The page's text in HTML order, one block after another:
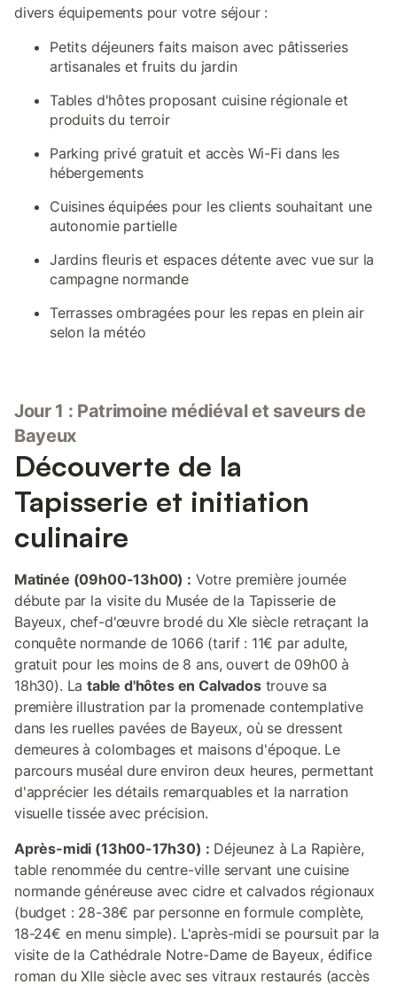
divers équipements pour votre séjour :
Petits déjeuners faits maison avec pâtisseries
artisanales et fruits du jardin
Tables d'hôtes proposant cuisine régionale et
produits du terroir
Parking privé gratuit et accès Wi-Fi dans les
hébergements
Cuisines équipées pour les clients souhaitant une
autonomie partielle
Jardins fleuris et espaces détente avec vue sur la
campagne normande
Terrasses ombragées pour les repas en plein air
selon la météo
Jour 1 : Patrimoine médiéval et saveurs de
Bayeux
Découverte de la
Tapisserie et initiation
culinaire
Matinée (09h00-13h00) : Votre première journée
débute par la visite du Musée de la Tapisserie de
Bayeux, chef-d'œuvre brodé du XIe siècle retraçant la
conquête normande de 1066 (tarif : 11€ par adulte,
gratuit pour les moins de 8 ans, ouvert de 09h00 à
18h30). Latable d'hôtes en Calvadostrouve sa
première illustration par la promenade contemplative
dans les ruelles pavées de Bayeux, où se dressent
demeures à colombages et maisons d'époque. Le
parcours muséal dure environ deux heures, permettant
d'apprécier les détails remarquables et la narration
visuelle tissée avec précision.
Après-midi (13h00-17h30) : Déjeunez à La Rapière,
table renommée du centre-ville servant une cuisine
normande généreuse avec cidre et calvados régionaux
(budget : 28-38€ par personne en formule complète,
18-24€ en menu simple). L'après-midi se poursuit par la
visite de la Cathédrale Notre-Dame de Bayeux, édifice
roman du XIIe siècle avec ses vitraux restaurés (accès